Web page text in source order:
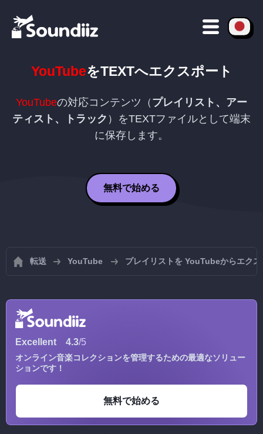
YouTubeをTEXTへエクスポート
YouTubeの対応コンテンツ（ プレイリスト、アー
ティスト、トラック ）をTEXTファイルとして端末
に保存します。
無料で始める
転送 YouTube プレイリストを YouTubeからエク
Excellent 4.3/5
オンライン音楽コレクションを管理するための最適なソリュー
ションです！
無料で始める